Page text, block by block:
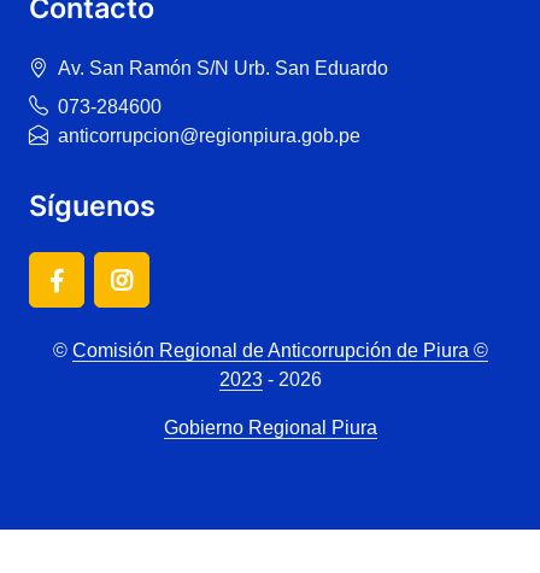
Contacto
Av. San Ramón S/N Urb. San Eduardo
073-284600
anticorrupcion@regionpiura.gob.pe
Síguenos
© Comisión Regional de Anticorrupción de Piura ©
2023- 2026
Gobierno Regional Piura